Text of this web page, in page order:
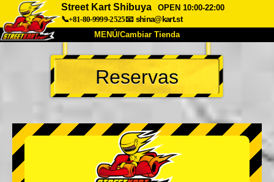
Street Kart Shibuya
OPEN 10:00-22:00
📞+81-80-9999-2525📧 shina@kart.st
MENÚ/Cambiar Tienda
INICIO
Acerca de Especificaciones Precios
Preguntas Frecuentes
Empresa Reservas
Cambiar Tienda
Tokyo Shinagawa Tokyo Akihabara#1
Reservas